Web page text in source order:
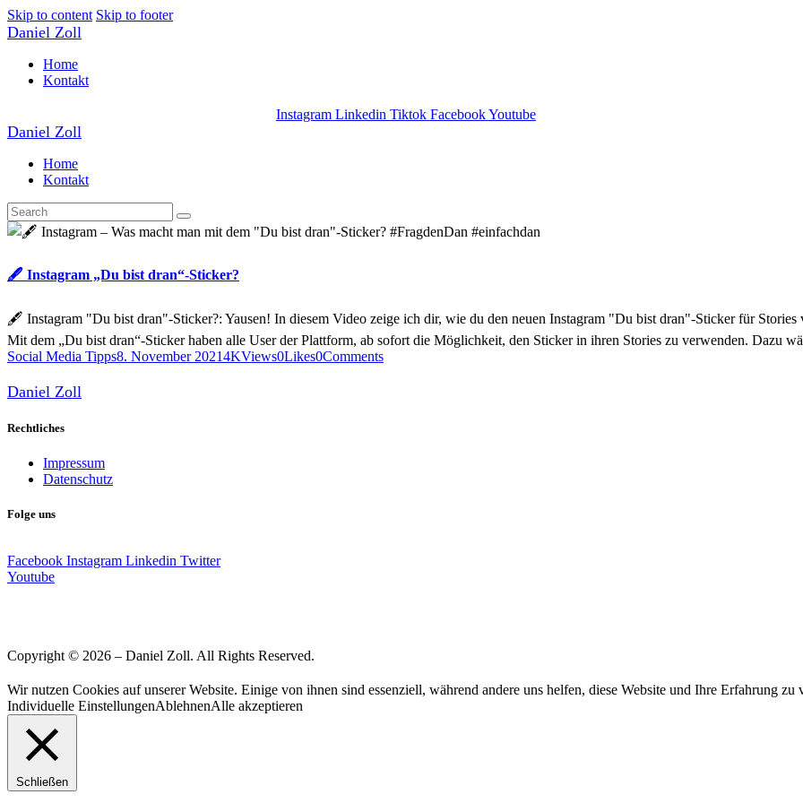
Skip to content Skip to footer
Daniel Zoll
Home
Kontakt
Instagram Linkedin Tiktok FacebookYoutube
Daniel Zoll
Home
Kontakt
🖋 Instagram „Du bist dran“-Sticker?
🖋 Instagram "Du bist dran"-Sticker?: Yausen! In diesem Video zeige ich dir, wie du den neuen Instagram "Du bist dran"-Sticker für
Mit dem „Du bist dran“-Sticker haben alle User der Plattform, ab sofort die Möglichkeit, den Sticker in ihren Stories zu verwenden. Dazu
Social Media Tipps8. November 20214KViews0Likes0Comments
Daniel Zoll
Rechtliches
Impressum
Datenschutz
Folge uns
Facebook Instagram Linkedin Twitter
Youtube
Copyright © 2026 – Daniel Zoll. All Rights Reserved.
Wir nutzen Cookies auf unserer Website. Einige von ihnen sind essenziell, während andere uns helfen, diese Website und Ihre Erfahrung zu
Individuelle EinstellungenAblehnenAlle akzeptieren
Schließen